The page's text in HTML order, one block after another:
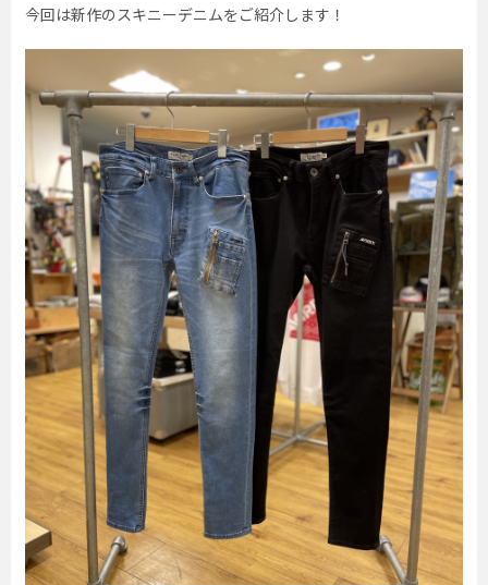
今回は新作のスキニーデニムをご紹介します！